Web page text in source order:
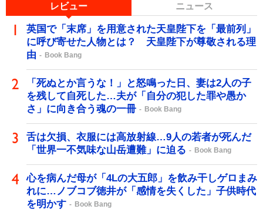
レビュー ニュース
英国で「末席」を用意された天皇陛下を「最前列」
に呼び寄せた人物とは？ 天皇陛下が尊敬される理
由
Book Bang
「死ぬとか言うな！」と怒鳴った日、妻は2人の子
を残して自死した…夫が「自分の犯した罪や愚か
さ」に向き合う魂の一冊
Book Bang
舌は欠損、衣服には高放射線…9人の若者が死んだ
「世界一不気味な山岳遭難」に迫る
Book Bang
心を病んだ母が「4Lの大五郎」を飲み干しゲロまみ
れに…ノブコブ徳井が「感情を失くした」子供時代
を明かす
Book Bang